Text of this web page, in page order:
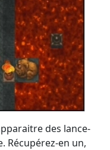
des lance-
Récupérez-en un,